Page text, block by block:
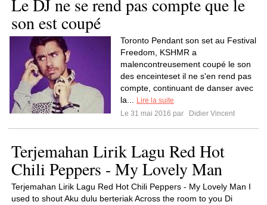
Le DJ ne se rend pas compte que le
son est coupé
Toronto Pendant son set au Festival
Freedom, KSHMR a
malencontreusement coupé le son
des enceinteset il ne s'en rend pas
compte, continuant de danser avec
la...
Lire la suite
Le 31 mai 2016 par
Didier Vincent
Terjemahan Lirik Lagu Red Hot
Chili Peppers - My Lovely Man
Terjemahan Lirik Lagu Red Hot Chili Peppers - My Lovely Man I
used to shout Aku dulu berteriak Across the room to you Di